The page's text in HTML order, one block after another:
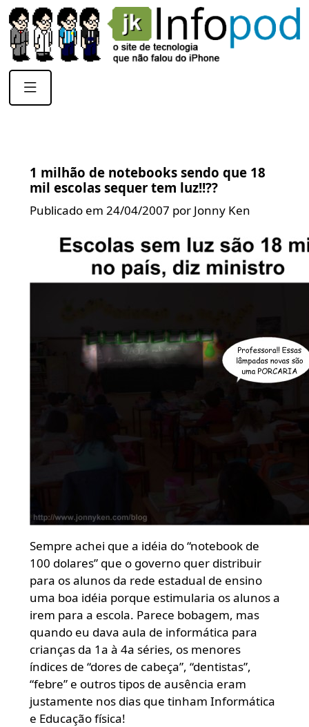
1 milhão de notebooks sendo que 18
mil escolas sequer tem luz!!??
Publicado em 24/04/2007 por Jonny Ken
Sempre achei que a idéia do “notebook de
100 dolares” que o governo quer distribuir
para os alunos da rede estadual de ensino
uma boa idéia porque estimularia os alunos a
irem para a escola. Parece bobagem, mas
quando eu dava aula de informática para
crianças da 1a à 4a séries, os menores
índices de “dores de cabeça”, “dentistas”,
“febre” e outros tipos de ausência eram
justamente nos dias que tinham Informática
e Educação física!